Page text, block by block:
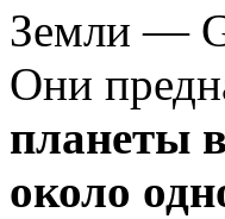
Земли —
Они
планеты
около